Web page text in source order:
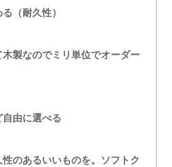
（耐久性）
製なのでミリ単位でオーダー
由に選べる
のあるいいものを。ソフトク